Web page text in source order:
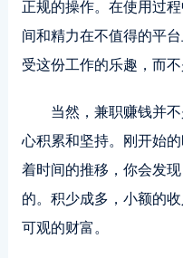
正规的操作。在使用过
间和精力在不值得的平
受这份工作的乐趣，而不
当然，兼职赚钱并
心积累和坚持。刚开始
着时间的推移，你会发
的。积少成多，小额的
可观的财富。